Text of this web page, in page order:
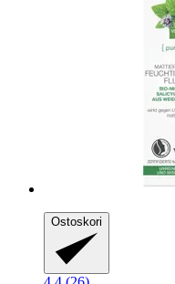
Ostoskori